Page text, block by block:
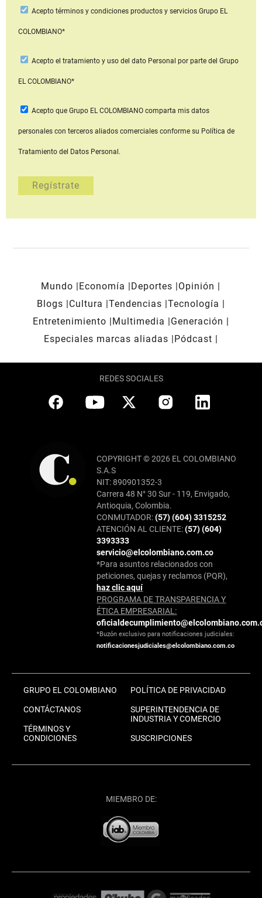
Aceptotérminos y condiciones productos y serviciosGrupo EL
COLOMBIANO*
Acepto el tratamiento y uso del dato Personal por parte del Grupo
EL COLOMBIANO*
Acepto que Grupo EL COLOMBIANOcomparta mis datos
personales con terceros aliados comerciales conforme su Política de
Tratamiento del Datos Personal.
Mundo Economía Deportes
Opinión
Blogs
Cultura Tendencias Tecnología
Entretenimiento
Multimedia
Generación
Especiales marcas aliadas
Pódcast
REDES SOCIALES
COPYRIGHT © 2026 EL COLOMBIANO
S.A.S
NIT: 890901352-3
Carrera 48 N° 30 Sur - 119, Envigado,
Antioquia, Colombia.
CONMUTADOR:(57) (604) 3315252
ATENCIÓN AL CLIENTE:(57) (604)
3393333
servicio@elcolombiano.com.co
*Para asuntos relacionados con
peticiones, quejas y reclamos (PQR),
haz clic aquí
PROGRAMA DE TRANSPARENCIA Y
ÉTICA EMPRESARIAL:
*Buzón exclusivo para notificaciones judiciales:
notificacionesjudiciales@elcolombiano.com.co
GRUPO EL COLOMBIANO
CONTÁCTANOS
TÉRMINOS Y
CONDICIONES
POLÍTICA DE PRIVACIDAD
SUPERINTENDENCIA DE
INDUSTRIA Y COMERCIO
SUSCRIPCIONES
MIEMBRO DE: